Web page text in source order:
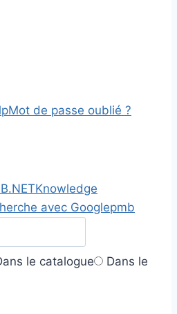
Mot de passe oublié ?
Knowledge
avec Googlepmb
le catalogue
Dans le